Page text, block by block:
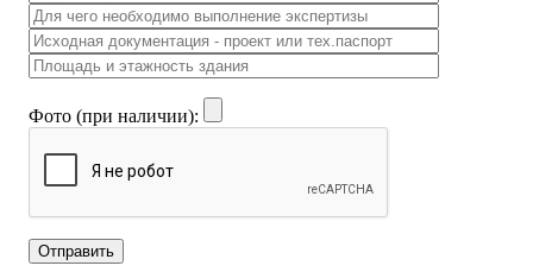
Фото (при наличии):